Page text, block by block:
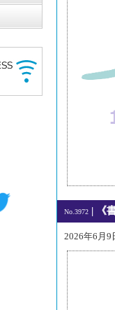
No.3972 | 《
2026年6月9